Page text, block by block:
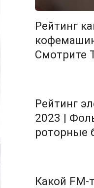
Рейтинг
Смотрите
Рейтинг
2023 |
роторные
Какой FM-